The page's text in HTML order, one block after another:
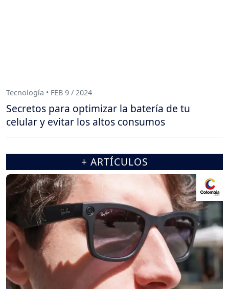
Tecnología • FEB 9 / 2024
Secretos para optimizar la batería de tu
celular y evitar los altos consumos
+ ARTÍCULOS